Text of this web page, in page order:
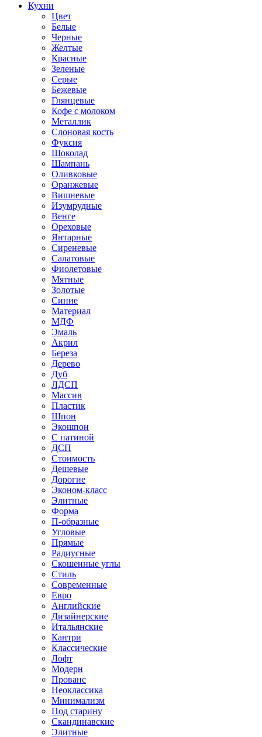
Кухни
Цвет
Белые
Черные
Желтые
Красные
Зеленые
Серые
Бежевые
Глянцевые
Кофе с молоком
Металлик
Слоновая кость
Фуксия
Шоколад
Шампань
Оливковые
Оранжевые
Вишневые
Изумрудные
Венге
Ореховые
Янтарные
Сиреневые
Салатовые
Фиолетовые
Мятные
Золотые
Синие
Материал
МДФ
Эмаль
Акрил
Береза
Дерево
Дуб
ЛДСП
Массив
Пластик
Шпон
Экошпон
С патиной
ДСП
Стоимость
Дешевые
Дорогие
Эконом-класс
Элитные
Форма
П-образные
Угловые
Прямые
Радиусные
Скошенные углы
Стиль
Современные
Евро
Английские
Дизайнерские
Итальянские
Кантри
Классические
Лофт
Модерн
Прованс
Неоклассика
Минимализм
Под старину
Скандинавские
Элитные